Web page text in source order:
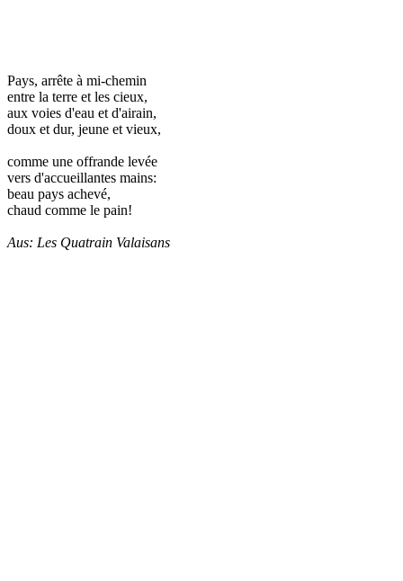
Pays, arrête à mi-chemin
entre la terre et les cieux,
aux voies d'eau et d'airain,
doux et dur, jeune et vieux,
comme une offrande levée
vers d'accueillantes mains:
beau pays achevé,
chaud comme le pain!
Aus: Les Quatrain Valaisans